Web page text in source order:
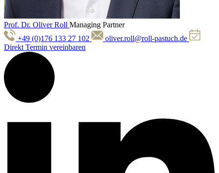
Prof. Dr. Oliver Roll Managing Partner
+49 (0)176 133 27 102
oliver.roll@roll-pastuch.de
Direkt Termin vereinbaren